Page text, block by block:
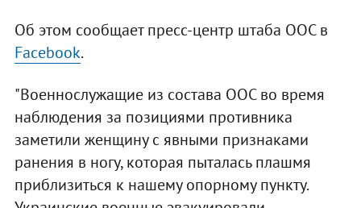
Об этом сообщает пресс-центр штаба ООС в
Facebook.
"Военнослужащие из состава ООС во время
наблюдения за позициями противника
заметили женщину с явными признаками
ранения в ногу, которая пыталась плашмя
приблизиться к нашему опорному пункту.